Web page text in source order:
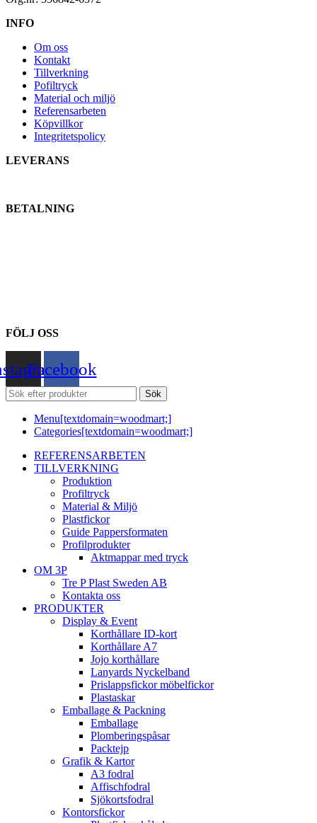
INFO
Om oss
Kontakt
Tillverkning
Pofiltryck
Material och miljö
Referensarbeten
Köpvillkor
Integritetspolicy
LEVERANS
BETALNING
FÖLJ OSS
Facebook
Sök
Menu[textdomain=woodmart;]
Categories[textdomain=woodmart;]
REFERENSARBETEN
TILLVERKNING
Produktion
Profiltryck
Material & Miljö
Plastfickor
Guide Pappersformaten
Profilprodukter
Aktmappar med tryck
OM 3P
Tre P Plast Sweden AB
Kontakta oss
PRODUKTER
Display & Event
Korthållare ID-kort
Korthållare A7
Jojo korthållare
Lanyards Nyckelband
Prislappsfickor möbelfickor
Plastaskar
Emballage & Packning
Emballage
Plomberingspåsar
Packtejp
Grafik & Kartor
A3 fodral
Affischfodral
Sjökortsfodral
Kontorsfickor